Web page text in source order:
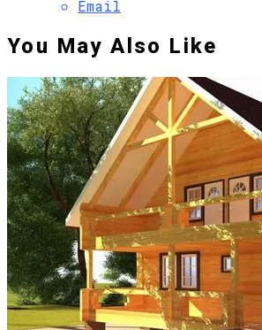
Email
You May Also Like